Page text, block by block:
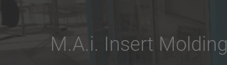
M.A.i. Insert Molding